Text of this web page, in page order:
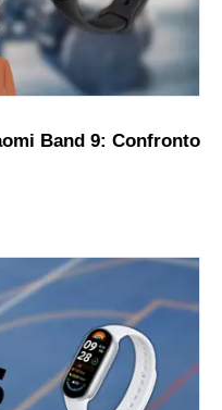
Band 9: Confronto